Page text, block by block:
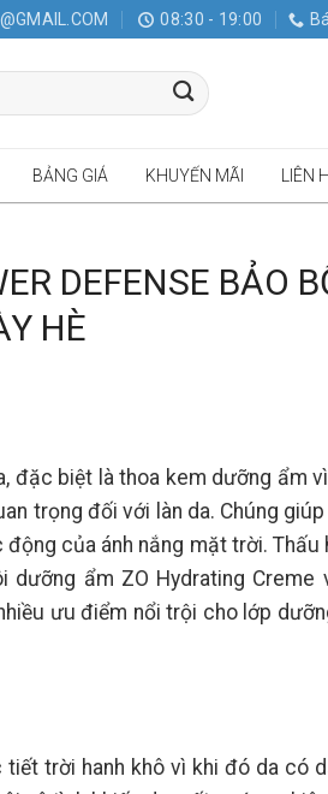
08:30 - 19:00
BẢNG GIÁ KHUYẾN MÃI LIÊN
DEFENSE BẢO
HÈ
đặc biệt là thoa kem dưỡng ẩm
trọng đối với làn da. Chúng
của ánh nắng mặt trời. Thấu
ẩm ZO Hydrating Creme
ưu điểm nổi trội cho lớp
trời hanh khô vì khi đó da có